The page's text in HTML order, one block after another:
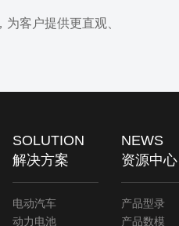
客户提供更直观、
SOLUTION
解决方案
电动汽车
动力电池
NEWS
资源中心
产品型录
产品数模